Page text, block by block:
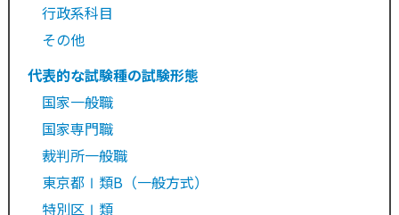
行政系科目
その他
代表的な試験種の試験形態
国家一般職
国家専門職
裁判所一般職
東京都Ⅰ類B（一般方式）
特別区Ⅰ類